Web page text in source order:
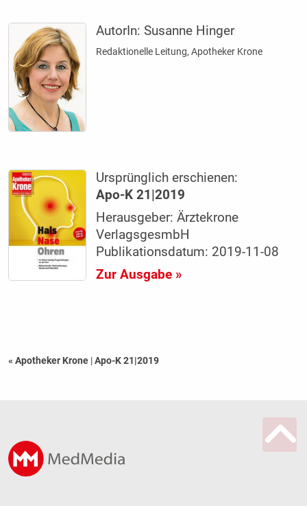
AutorIn:Susanne Hinger
Redaktionelle Leitung, Apotheker Krone
Ursprünglich erschienen:
Apo-K 21|2019
Herausgeber: Ärztekrone
VerlagsgesmbH
Publikationsdatum: 2019-11-08
Zur Ausgabe »
« Apotheker Krone |Apo-K 21|2019